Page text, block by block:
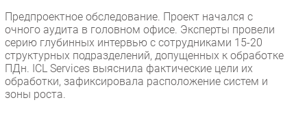
Предпроектное обследование. Проект начался с
очного аудита в головном офисе. Эксперты провели
серию глубинных интервью с сотрудниками 15-20
структурных подразделений, допущенных к обработке
ПДн. ICL Services выяснила фактические цели их
обработки, зафиксировала расположение систем и
зоны роста.